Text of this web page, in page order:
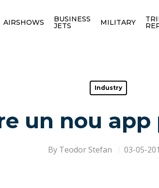
AIRSHOWS BUSINESS
JETS MILITARY
Industry
un nou
By Teodor Stefan 03-05-